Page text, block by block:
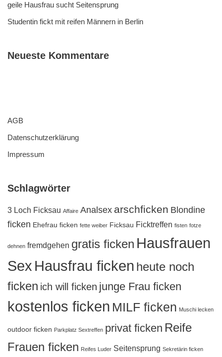
geile Hausfrau sucht Seitensprung
Studentin fickt mit reifen Männern in Berlin
Neueste Kommentare
AGB
Datenschutzerklärung
Impressum
Schlagwörter
3 Loch Ficksau Affaire Analsex arschficken Blondine
ficken Ehefrau ficken fette weiber Ficksau Ficktreffen fisten fotze
dehnen fremdgehen gratis ficken Hausfrauen
Sex Hausfrau ficken heute noch
ficken ich will ficken junge Frau ficken
kostenlos ficken MILF ficken Muschi lecken
outdoor ficken Parkplatz Sextreffen privat ficken Reife
Frauen ficken Reifes Luder Seitensprung Sekretärin ficken